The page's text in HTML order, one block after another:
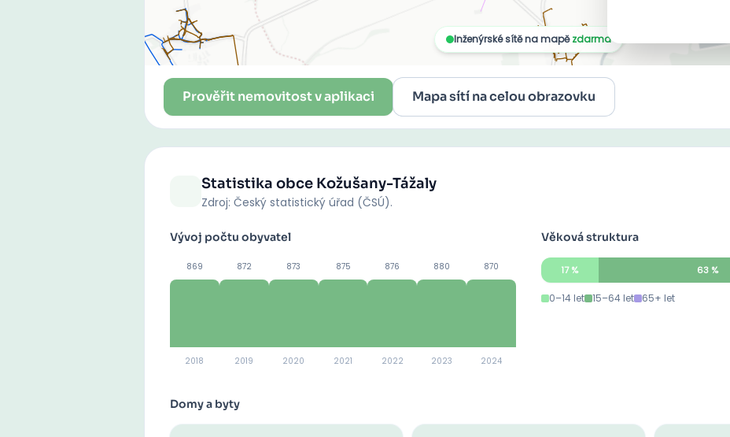
Prověřit nemovitost v aplikaci Mapa sítí na celou obrazovku
Statistika obce Kožušany-Tážaly
Zdroj: Český statistický úřad (ČSÚ).
Vývoj počtu obyvatel
869
2018
872
2019
873
2020
875
2021
876
2022
880
2023
870
2024
Věková struktura
17% 63%
0–14 let 15–64 let 65+ let
Domy a byty